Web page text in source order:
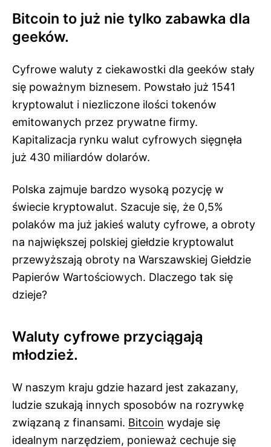
Bitcoin to już nie tylko zabawka dla
geeków.
Cyfrowe waluty z ciekawostki dla geeków stały
się poważnym biznesem. Powstało już 1541
kryptowalut i niezliczone ilości tokenów
emitowanych przez prywatne firmy.
Kapitalizacja rynku walut cyfrowych sięgnęła
już 430 miliardów dolarów.
Polska zajmuje bardzo wysoką pozycję w
świecie kryptowalut. Szacuje się, że 0,5%
polaków ma już jakieś waluty cyfrowe, a obroty
na największej polskiej giełdzie kryptowalut
przewyższają obroty na Warszawskiej Giełdzie
Papierów Wartościowych. Dlaczego tak się
dzieje?
Waluty cyfrowe przyciągają
młodzież.
W naszym kraju gdzie hazard jest zakazany,
ludzie szukają innych sposobów na rozrywkę
związaną z finansami. Bitcoin wydaje się
idealnym narzędziem, ponieważ cechuje się